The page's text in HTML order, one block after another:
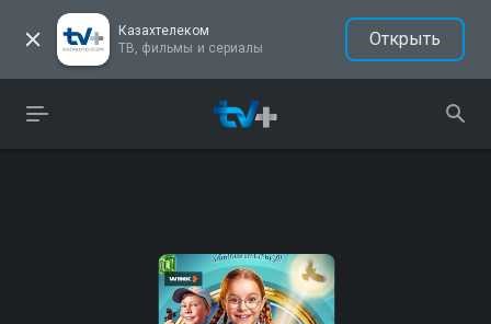
Казахтелеком
ТВ, фильмы и сериалы
Открыть